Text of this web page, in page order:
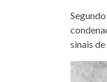
sinais